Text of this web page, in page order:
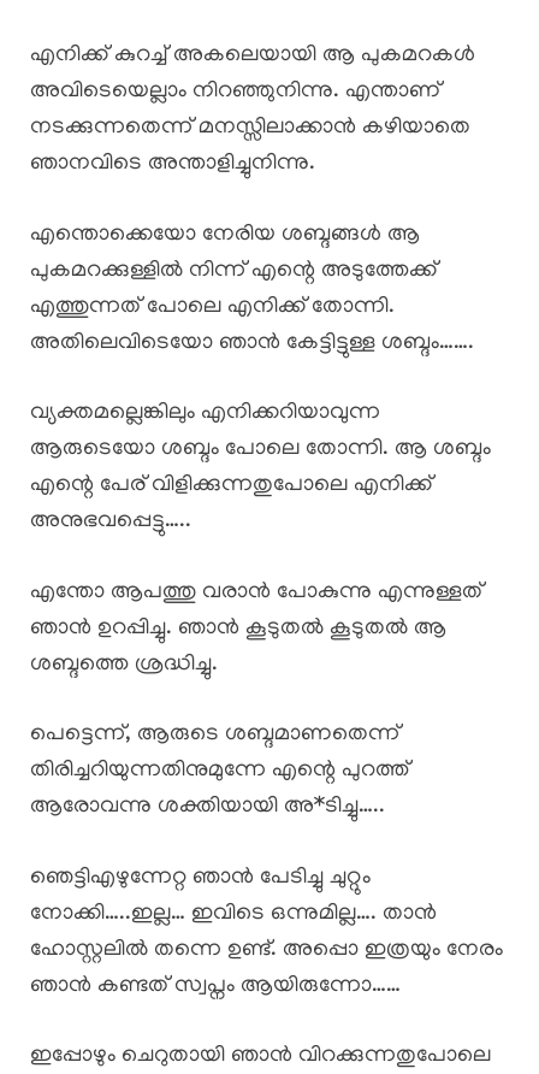
എനിക്ക് കുറച്ച് അകലെയായി ആ പുകമറകൾ
അവിടെയെല്ലാം നിറഞ്ഞുനിന്നു. എന്താണ്
നടക്കുന്നതെന്ന് മനസ്സിലാക്കാൻ കഴിയാതെ
ഞാനവിടെ അന്താളിച്ചുനിന്നു.
എന്തൊക്കെയോ നേരിയ ശബ്ദങ്ങൾ ആ
പുകമറക്കുള്ളിൽ നിന്ന് എന്റെ അടുത്തേക്ക്
എത്തുന്നത് പോലെ എനിക്ക് തോന്നി.
അതിലെവിടെയോ ഞാൻ കേട്ടിട്ടുള്ള ശബ്ദം…….
വ്യക്തമല്ലെങ്കിലും എനിക്കറിയാവുന്ന
ആരുടെയോ ശബ്ദം പോലെ തോന്നി. ആ ശബ്ദം
എന്റെ പേര് വിളിക്കുന്നതുപോലെ എനിക്ക്
അനുഭവപ്പെട്ടു…..
എന്തോ ആപത്തു വരാൻ പോകുന്നു എന്നുള്ളത്
ഞാൻ ഉറപ്പിച്ചു. ഞാൻ കൂടുതൽ കൂടുതൽ ആ
ശബ്ദത്തെ ശ്രദ്ധിച്ചു.
പെട്ടെന്ന്, ആരുടെ ശബ്ദമാണതെന്ന്
തിരിച്ചറിയുന്നതിനുമുന്നേ എന്റെ പുറത്ത്
ആരോവന്നു ശക്തിയായി അ*ടിച്ചു…..
ഞെട്ടിഎഴുന്നേറ്റ ഞാൻ പേടിച്ചു ചുറ്റും
നോക്കി…..ഇല്ല… ഇവിടെ ഒന്നുമില്ല…. താൻ
ഹോസ്റ്റലിൽ തന്നെ ഉണ്ട്. അപ്പൊ ഇത്രയും നേരം
ഞാൻ കണ്ടത് സ്വപ്നം ആയിരുന്നോ……
ഇപ്പോഴും ചെറുതായി ഞാൻ വിറക്കുന്നതുപോലെ